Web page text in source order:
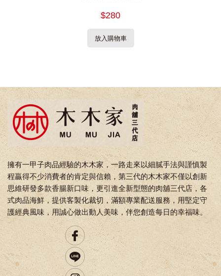
$280
放入購物車
擁有一甲子肉品經驗的木木家，一路走來以細膩手法與謹慎製
程贏得不少消費者的肯定與信賴，第三代的木木家不僅以創新
思維研發多款香腸新口味，更引進全新型態的肉舖三代店，各
式肉品海鮮，提供客製化裁切，滿額專業配送服務，用堅定守
護經典風味，用誠心做出動人美味，伴您創造每日的幸福味。